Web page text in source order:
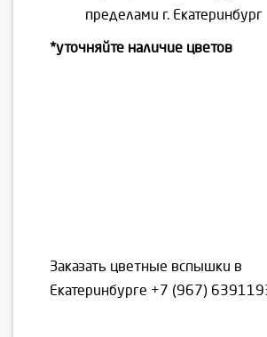
пределами г. Екатеринбург
*уточняйте наличие цветов
Заказать цветные вспышки в
Екатеринбурге +7 (967)